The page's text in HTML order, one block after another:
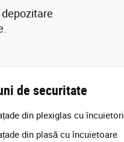
de securitate
din plexiglas cu încuietori
din plasă cu încuietoare